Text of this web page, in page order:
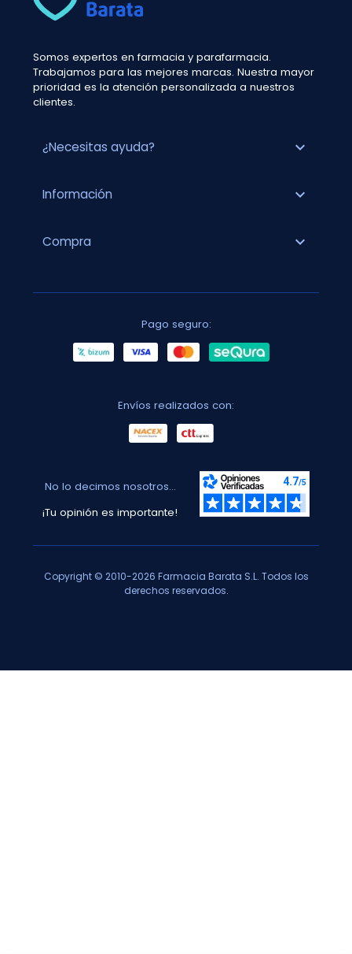
Somos expertos en farmacia y parafarmacia.
Trabajamos para las mejores marcas. Nuestra mayor
prioridad es la atención personalizada a nuestros
clientes.
¿Necesitas ayuda? expand_more
Información expand_more
Compra expand_more
Pago seguro:
Envíos realizados con:
No lo decimos nosotros...
¡Tu opinión es importante!
Copyright © 2010-2026 Farmacia Barata S.L. Todos los
derechos reservados.